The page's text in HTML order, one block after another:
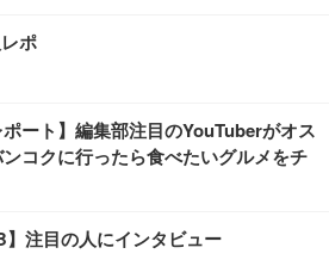
ポ
ポート】編集部注目のYouTuberがオス
コクに行ったら食べたいグルメをチ
】注目の人にインタビュー